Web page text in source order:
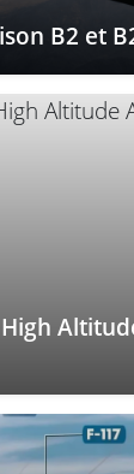
B2 et